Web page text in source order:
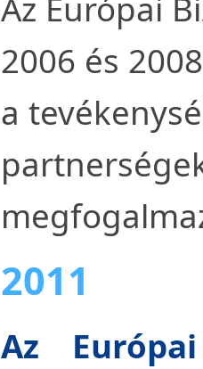
Az Európai
2006 és
a
2011
Az